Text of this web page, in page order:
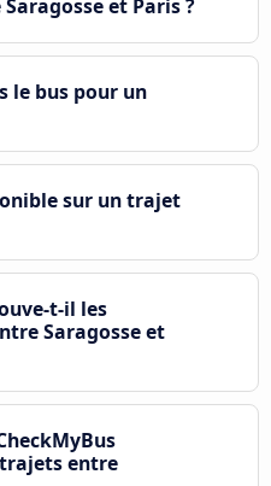
et Paris ?
le bus pour un
sur un trajet
t-il les
Saragosse et
entre